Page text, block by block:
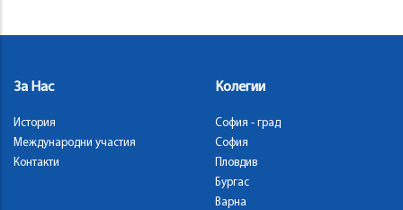
За Нас
История
Международни участия
Контакти
Колегии
София - град
София
Пловдив
Бургас
Варна